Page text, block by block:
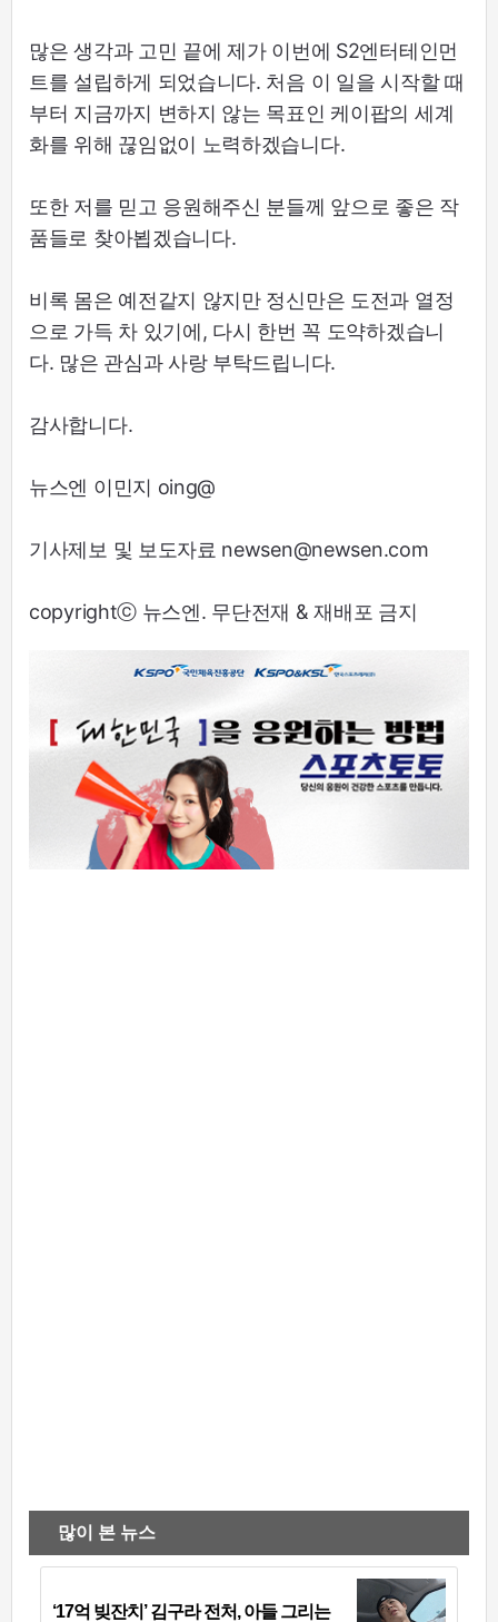
많은 생각과 고민 끝에 제가 이번에 S2엔터테인먼
트를 설립하게 되었습니다. 처음 이 일을 시작할 때
부터 지금까지 변하지 않는 목표인 케이팝의 세계
화를 위해 끊임없이 노력하겠습니다.
또한 저를 믿고 응원해주신 분들께 앞으로 좋은 작
품들로 찾아뵙겠습니다.
비록 몸은 예전같지 않지만 정신만은 도전과 열정
으로 가득 차 있기에, 다시 한번 꼭 도약하겠습니
다. 많은 관심과 사랑 부탁드립니다.
감사합니다.
뉴스엔 이민지 oing@
기사제보 및 보도자료 newsen@newsen.com
copyrightⓒ 뉴스엔. 무단전재 & 재배포 금지
많이 본 뉴스
‘17억 빚잔치’ 김구라 전처, 아들 그리는